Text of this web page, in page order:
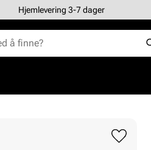
Hjemlevering 3-7 dager